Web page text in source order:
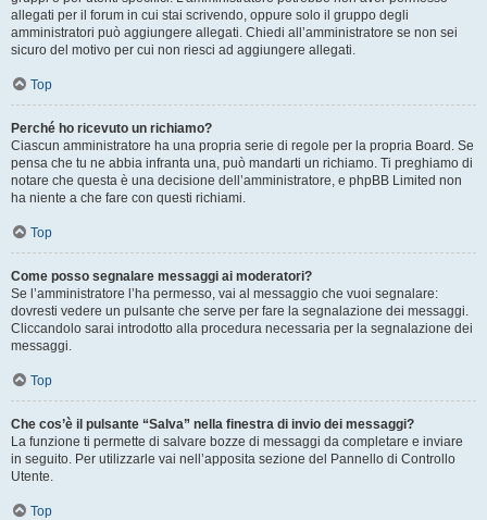
allegati per il forum in cui stai scrivendo, oppure solo il gruppo degli
amministratori può aggiungere allegati. Chiedi all’amministratore se non sei
sicuro del motivo per cui non riesci ad aggiungere allegati.
Top
Perché ho ricevuto un richiamo?
Ciascun amministratore ha una propria serie di regole per la propria Board. Se
pensa che tu ne abbia infranta una, può mandarti un richiamo. Ti preghiamo di
notare che questa è una decisione dell’amministratore, e phpBB Limited non
ha niente a che fare con questi richiami.
Top
Come posso segnalare messaggi ai moderatori?
Se l’amministratore l’ha permesso, vai al messaggio che vuoi segnalare:
dovresti vedere un pulsante che serve per fare la segnalazione dei messaggi.
Cliccandolo sarai introdotto alla procedura necessaria per la segnalazione dei
messaggi.
Top
Che cos’è il pulsante “Salva” nella finestra di invio dei messaggi?
La funzione ti permette di salvare bozze di messaggi da completare e inviare
in seguito. Per utilizzarle vai nell’apposita sezione del Pannello di Controllo
Utente.
Top